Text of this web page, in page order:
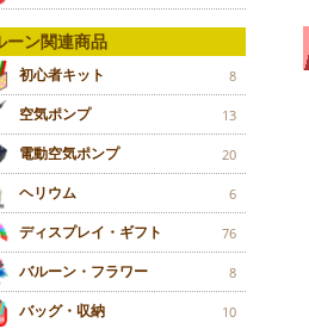
ーン関連商品
初心者キット 8
空気ポンプ 13
電動空気ポンプ 20
ヘリウム 6
ディスプレイ・ギフト 76
バルーン・フラワー 8
バッグ・収納 10